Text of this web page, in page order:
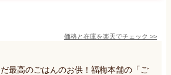
価格と在庫を楽天でチェック >>
最高のごはんのお供！福梅本舗の「ご